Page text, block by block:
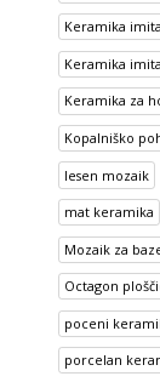
Keramika
Keramika
Keramika za
Kopalniško
lesen mozaik
mat keramika
Mozaik za
Octagon
poceni
porcelan